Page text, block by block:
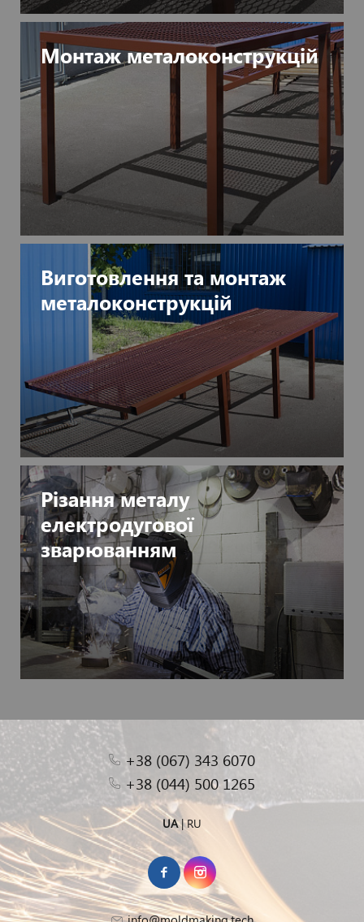
Монтаж металоконструкцій
Виготовлення та монтаж
металоконструкцій
Різання металу
електродугової
зварюванням
+38 (067) 343 6070
+38 (044) 500 1265
UA|RU